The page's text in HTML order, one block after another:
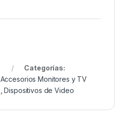
Categorías:
Accesorios Monitores y TV
,Dispositivos de Video